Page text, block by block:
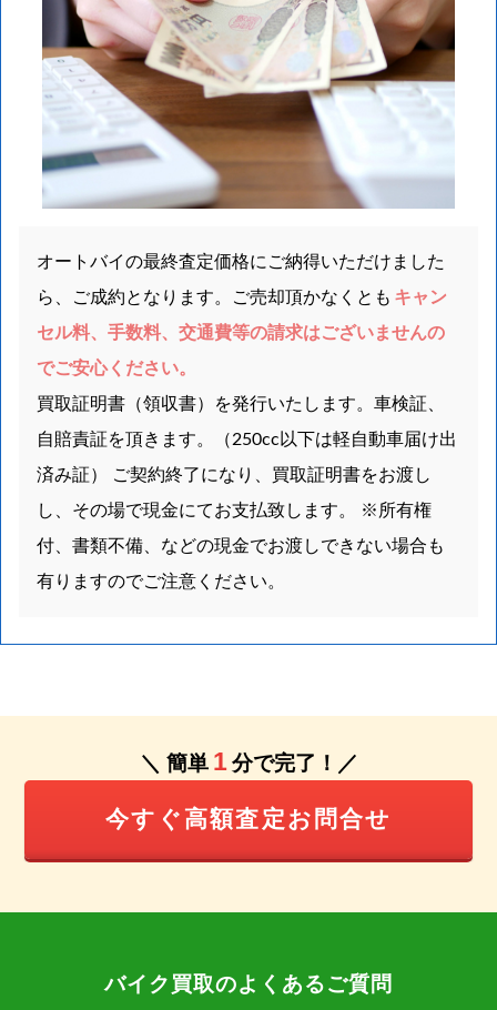
オートバイの最終査定価格にご納得いただけました
ら、ご成約となります。ご売却頂かなくとも キャン
セル料、手数料、交通費等の請求はございませんの
でご安心ください。
買取証明書（領収書）を発行いたします。車検証、
自賠責証を頂きます。（250cc以下は軽自動車届け出
済み証） ご契約終了になり、買取証明書をお渡し
し、その場で現金にてお支払致します。 ※所有権
付、書類不備、などの現金でお渡しできない場合も
有りますのでご注意ください。
＼ 簡単 1 分で完了！／
今すぐ高額査定お問合せ
バイク買取のよくあるご質問